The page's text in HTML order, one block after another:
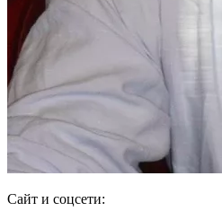
Сайт и соцсети: